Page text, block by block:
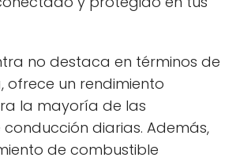
no destaca en términos de
ofrece un rendimiento
la mayoría de las
diarias. Además,
de combustible